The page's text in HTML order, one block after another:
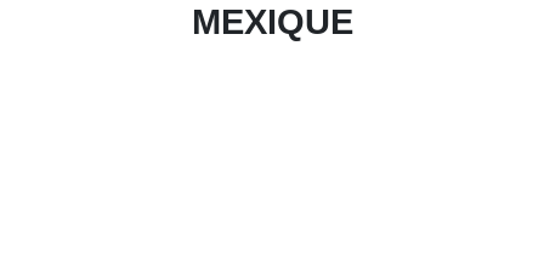
MEXIQUE